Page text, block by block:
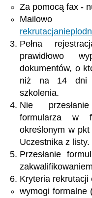
Za pomocą fax -
Pełna
prawidłowo
dokumentów, o
niż na 14 dni
szkolenia.
Nie
formularza w
określonym w
Uczestnika z listy.
Przesłanie
Kryteria rekrutacji
wymogi formalne